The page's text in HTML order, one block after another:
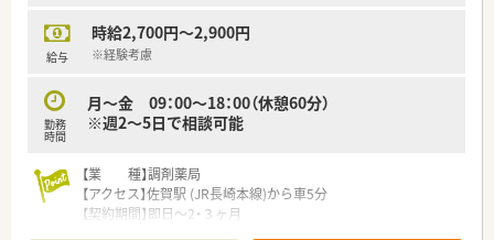
給与
時給2,700円～2,900円
※経験考慮
勤務
時間
月～金 09：00～18：00（休憩60分）
※週2～5日で相談可能
【業 種】調剤薬局
【アクセス】佐賀駅 (JR長崎本線)から車5分
【契約期間】即日～2・３ヶ月